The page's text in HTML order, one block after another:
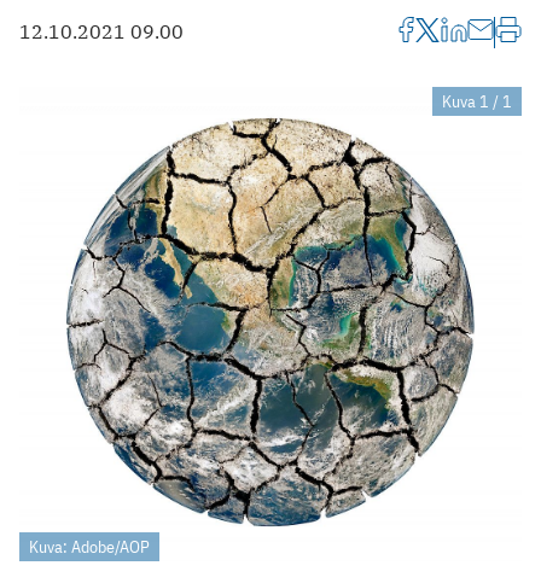
12.10.2021 09.00
Kuva 1 / 1
Kuva: Adobe/AOP